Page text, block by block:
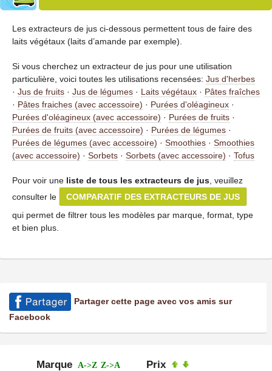
Les extracteurs de jus ci-dessous permettent tous de faire des
laits végétaux (laits d’amande par exemple).
Si vous cherchez un extracteur de jus pour une utilisation
particulière, voici toutes les utilisations recensées: Jus d'herbes
· Jus de fruits · Jus de légumes · Laits végétaux · Pâtes fraîches
· Pâtes fraiches (avec accessoire) · Purées d'oléagineux ·
Purées d'oléagineux (avec accessoire) · Purées de fruits ·
Purées de fruits (avec accessoire) · Purées de légumes ·
Purées de légumes (avec accessoire) · Smoothies · Smoothies
(avec accessoire) · Sorbets · Sorbets (avec accessoire) · Tofus
Pour voir une liste de tous les extracteurs de jus , veuillez
consulter le
COMPARATIF DES EXTRACTEURS DE JUS
qui permet de filtrer tous les modèles par marque, format, type
et bien plus.
Partager cette page avec vos amis sur
Facebook
Marque A->Z Z->A
Prix